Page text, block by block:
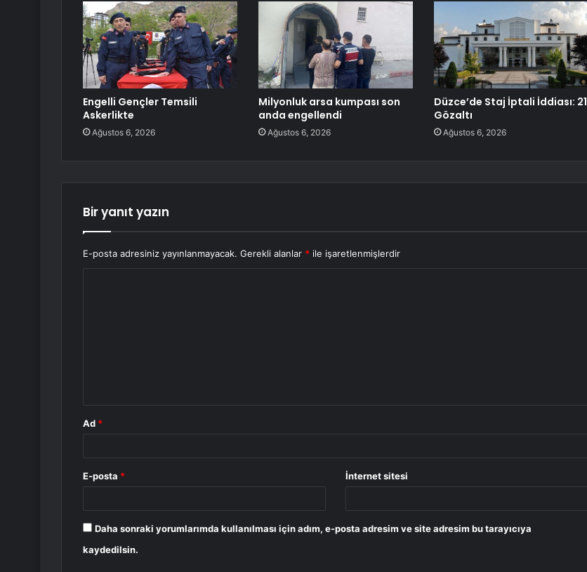
Engelli Gençler Temsili
Askerlikte
Ağustos 6, 2026
Milyonluk arsa kumpası son
anda engellendi
Ağustos 6, 2026
Düzce’de Staj İptali İddiası: 21
Gözaltı
Ağustos 6, 2026
Bir yanıt yazın
E-posta adresiniz yayınlanmayacak. Gerekli alanlar * ile işaretlenmişlerdir
Ad *
E-posta * İnternet sitesi
Daha sonraki yorumlarımda kullanılması için adım, e-posta adresim ve site adresim bu tarayıcıya
kaydedilsin.